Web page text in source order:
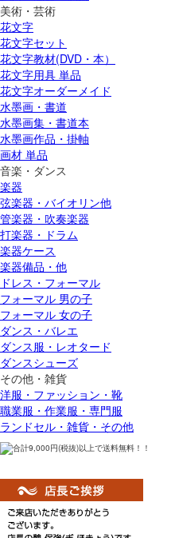
美術・芸術
花文字
花文字セット
花文字教材(DVD・本）
花文字用具 単品
花文字オーダーメイド
水墨画・書道
水墨画集・書道本
水墨画作品・掛軸
画材 単品
音楽・ダンス
楽器
弦楽器・バイオリン他
管楽器・吹奏楽器
打楽器・ドラム
楽器ケース
楽器備品・他
ドレス・フォーマル
フォーマル 男の子
フォーマル 女の子
ダンス・バレエ
ダンス服・レオタード
ダンスシューズ
その他・雑貨
洋服・ファッション・靴
職業服・作業服・専門服
ランドセル・雑貨・その他